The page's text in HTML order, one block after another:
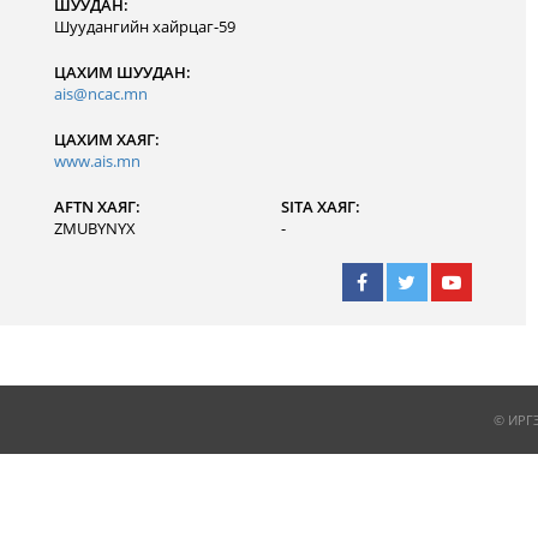
ШУУДАН:
Шуудангийн хайрцаг-59
ЦАХИМ ШУУДАН:
ais@ncac.mn
ЦАХИМ ХАЯГ:
www.ais.mn
AFTN ХАЯГ:
ZMUBYNYX
SITA ХАЯГ:
-
©